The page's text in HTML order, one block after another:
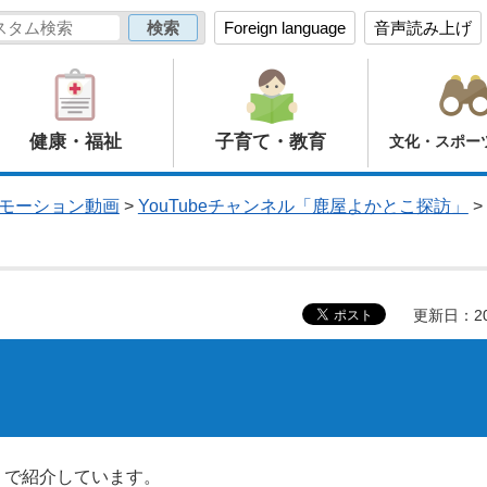
Foreign language 音声読み上げ
健康・福祉 子育て・教育 文化・スポー
ーション動画> YouTubeチャンネル「鹿屋よかとこ探訪」 >
更新日：
紹介しています。